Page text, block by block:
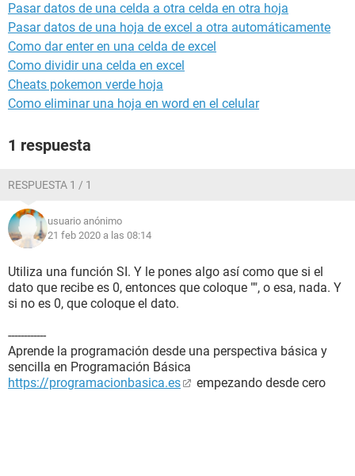
Pasar datos de una celda a otra celda en otra hoja
Pasar datos de una hoja de excel a otra automáticamente
Como dar enter en una celda de excel
Como dividir una celda en excel
Cheats pokemon verde hoja
Como eliminar una hoja en word en el celular
1 respuesta
RESPUESTA 1 / 1
usuario anónimo
21 feb 2020 a las 08:14
Utiliza una función SI. Y le pones algo así como que si el
dato que recibe es 0, entonces que coloque "", o esa, nada. Y
si no es 0, que coloque el dato.
------------
Aprende la programación desde una perspectiva básica y
sencilla en Programación Básica
https://programacionbasica.es
empezando desde cero